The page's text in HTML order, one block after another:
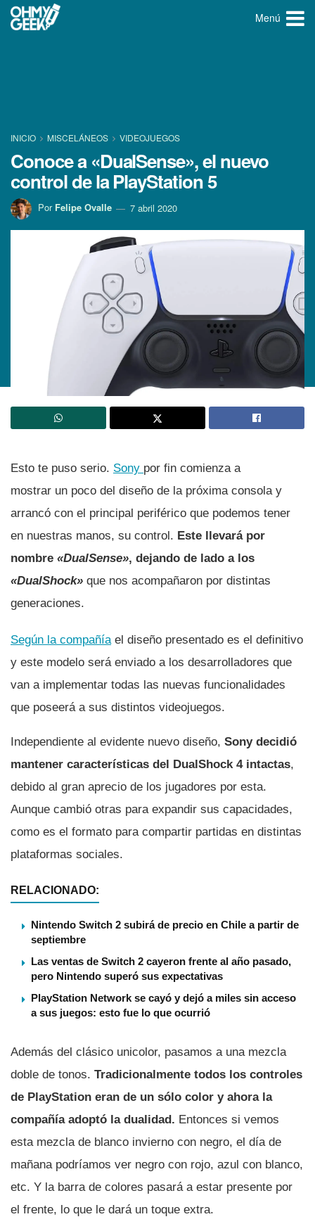
Menú
INICIO MISCELÁNEOS VIDEOJUEGOS
Conoce a «DualSense», el nuevo
control de la PlayStation 5
Por Felipe Ovalle 7 abril 2020
Esto te puso serio. Sony por fin comienza a
mostrar un poco del diseño de la próxima consola y
arrancó con el principal periférico que podemos tener
en nuestras manos, su control. Este llevará por
nombre «DualSense», dejando de lado a los
«DualShock» que nos acompañaron por distintas
generaciones.
Según la compañí­a el diseño presentado es el definitivo
y este modelo será enviado a los desarrolladores que
van a implementar todas las nuevas funcionalidades
que poseerá a sus distintos videojuegos.
Independiente al evidente nuevo diseño, Sony decidió
mantener caracterí­sticas del DualShock 4 intactas,
debido al gran aprecio de los jugadores por esta.
Aunque cambió otras para expandir sus capacidades,
como es el formato para compartir partidas en distintas
plataformas sociales.
RELACIONADO:
Nintendo Switch 2 subirá de precio en Chile a partir de
septiembre
Las ventas de Switch 2 cayeron frente al año pasado,
pero Nintendo superó sus expectativas
PlayStation Network se cayó y dejó a miles sin acceso
a sus juegos: esto fue lo que ocurrió
Además del clásico unicolor, pasamos a una mezcla
doble de tonos. Tradicionalmente todos los controles
de PlayStation eran de un sólo color y ahora la
compañí­a adoptó la dualidad. Entonces si vemos
esta mezcla de blanco invierno con negro, el dí­a de
mañana podrí­amos ver negro con rojo, azul con blanco,
etc. Y la barra de colores pasará a estar presente por
el frente, lo que le dará un toque extra.